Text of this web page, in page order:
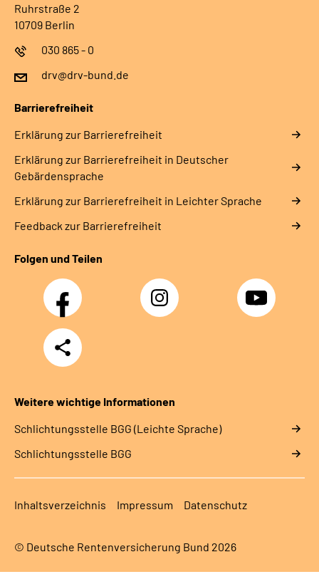
Ruhrstraße 2
10709 Berlin
030 865 - 0
drv@drv-bund.de
Barrierefreiheit
Erklärung zur Barrierefreiheit
Erklärung zur Barrierefreiheit in Deutscher
Gebärdensprache
Erklärung zur Barrierefreiheit in Leichter Sprache
Feedback zur Barrierefreiheit
Folgen und Teilen
Facebook Instagram YouTube
Teilen
Weitere wichtige Informationen
Schlich­tungs­stel­le BGG (Leichte Sprache)
Schlich­tungs­stel­le BGG
Inhaltsverzeichnis Impressum Datenschutz
© Deutsche Rentenversicherung Bund 2026